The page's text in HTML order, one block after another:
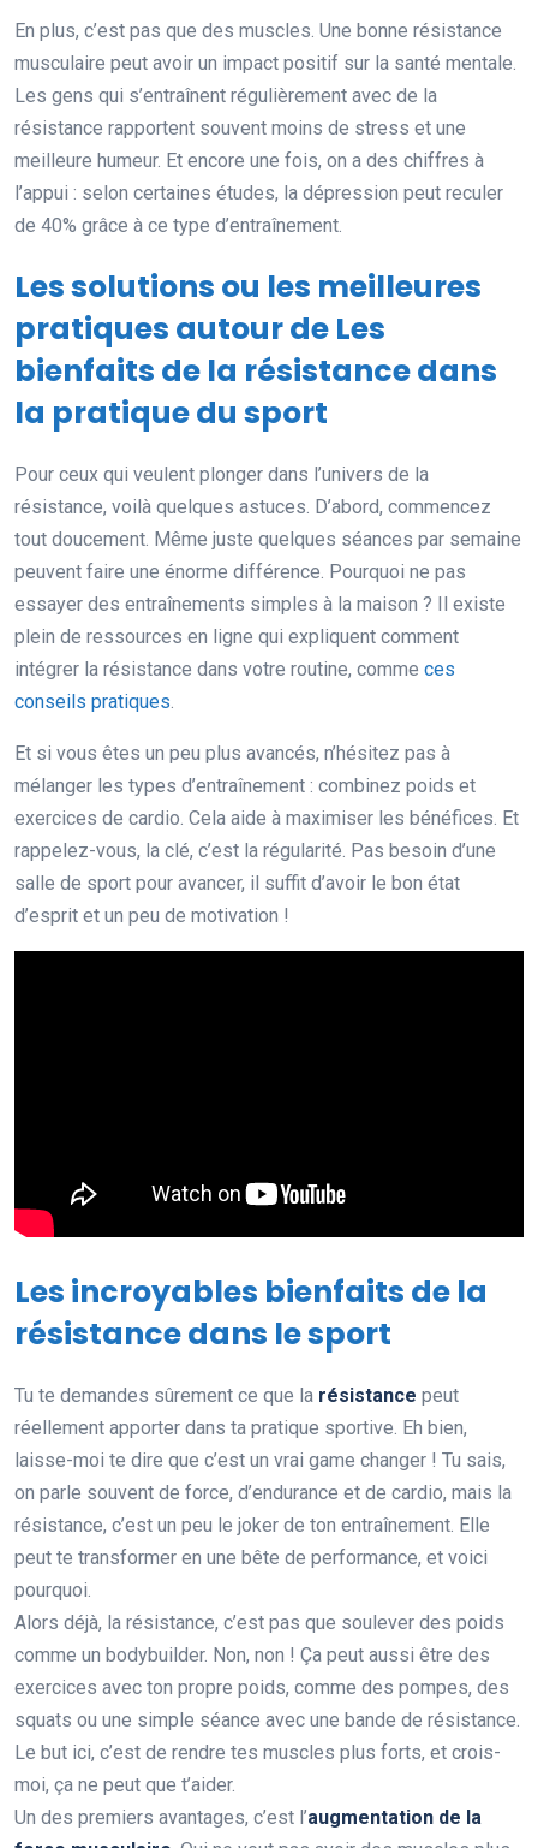
En plus, c’est pas que des muscles. Une bonne résistance
musculaire peut avoir un impact positif sur la santé mentale.
Les gens qui s’entraînent régulièrement avec de la
résistance rapportent souvent moins de stress et une
meilleure humeur. Et encore une fois, on a des chiffres à
l’appui : selon certaines études, la dépression peut reculer
de 40% grâce à ce type d’entraînement.
Les solutions ou les meilleures
pratiques autour de Les
bienfaits de la résistance dans
la pratique du sport
Pour ceux qui veulent plonger dans l’univers de la
résistance, voilà quelques astuces. D’abord, commencez
tout doucement. Même juste quelques séances par semaine
peuvent faire une énorme différence. Pourquoi ne pas
essayer des entraînements simples à la maison ? Il existe
plein de ressources en ligne qui expliquent comment
intégrer la résistance dans votre routine, comme ces
conseils pratiques.
Et si vous êtes un peu plus avancés, n’hésitez pas à
mélanger les types d’entraînement : combinez poids et
exercices de cardio. Cela aide à maximiser les bénéfices. Et
rappelez-vous, la clé, c’est la régularité. Pas besoin d’une
salle de sport pour avancer, il suffit d’avoir le bon état
d’esprit et un peu de motivation !
Les incroyables bienfaits de la
résistance dans le sport
Tu te demandes sûrement ce que la résistance peut
réellement apporter dans ta pratique sportive. Eh bien,
laisse-moi te dire que c’est un vrai game changer ! Tu sais,
on parle souvent de force, d’endurance et de cardio, mais la
résistance, c’est un peu le joker de ton entraînement. Elle
peut te transformer en une bête de performance, et voici
pourquoi.
Alors déjà, la résistance, c’est pas que soulever des poids
comme un bodybuilder. Non, non ! Ça peut aussi être des
exercices avec ton propre poids, comme des pompes, des
squats ou une simple séance avec une bande de résistance.
Le but ici, c’est de rendre tes muscles plus forts, et crois-
moi, ça ne peut que t’aider.
Un des premiers avantages, c’est l’augmentation de la